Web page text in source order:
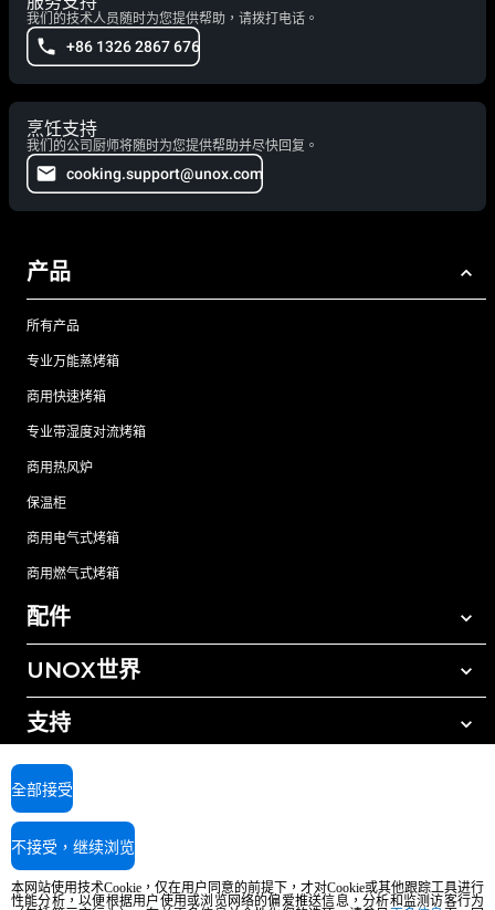
我们的技术人员随时为您提供帮助，请拨打电话。
+86 1326 2867 676
烹饪支持
我们的公司厨师将随时为您提供帮助并尽快回复。
cooking.support@unox.com
产品
所有产品
专业万能蒸烤箱
商用快速烤箱
专业带湿度对流烤箱
商用热风炉
保温柜
商用电气式烤箱
商用燃气式烤箱
配件
所有配件
手动清洗清洁剂
树脂过滤水处理
反渗透水处理
UNOX世界
我们在全球的办事处
支持
UNOX质保
查找经销商
查找服务中心
版权所有2026 UNOX SpA保留所有权利。Reg.Imp.Padova n°04230750285 -
AI Content Disclaimer
本网站使用技术Cookie，仅在用户同意的前提下，才对Cookie或其他跟踪工具进行
性能分析，以便根据用户使用或浏览网络的偏爱推送信息，分析和监测访客行为
全部接受
不接受，继续浏览